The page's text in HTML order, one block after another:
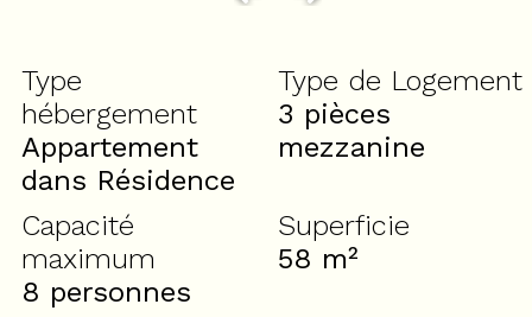
Type
hébergement
Appartement
dans Résidence
Type de Logement
3 pièces
mezzanine
Capacité
maximum
8 personnes
Superficie
58 m²